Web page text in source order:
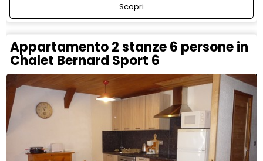
Scopri
Appartamento 2 stanze 6 persone in
Chalet Bernard Sport 6